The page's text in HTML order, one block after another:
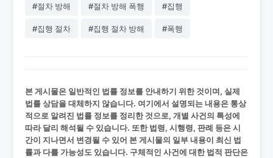
#절차 방해 #절차 방해 폭행 #집행
#집행 절차 #집행 절차 방해 #폭행
본 게시물은 일반적인 법률 정보를 안내하기 위한 것이며, 실제
법률 상담을 대체하지 않습니다. 여기에서 설명되는 내용은 통상
적으로 알려진 법률 정보를 정리한 것으로, 개별 사건의 특성에
따라 달리 해석될 수 있습니다. 또한 법령, 시행령, 판례 등은 시
간이 지나면서 변경될 수 있어 본 게시물의 일부 내용이 최신 법
률과 다를 가능성도 있습니다. 구체적인 사건에 대한 법적 판단은